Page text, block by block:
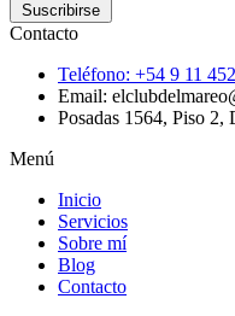
Suscribirse
Contacto
Teléfono: +54 9 11
Email:
Posadas 1564, Piso
Menú
Inicio
Servicios
Sobre mí
Blog
Contacto